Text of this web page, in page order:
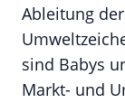
Ableitung
sind Babys
Markt- und